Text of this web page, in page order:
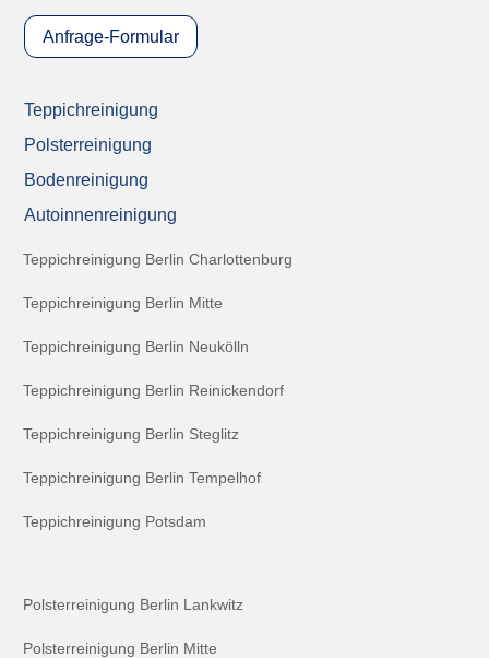
Anfrage-Formular
Teppichreinigung
Polsterreinigung
Bodenreinigung
Autoinnenreinigung
Teppichreinigung Berlin Charlottenburg
Teppichreinigung Berlin Mitte
Teppichreinigung Berlin Neukölln
Teppichreinigung Berlin Reinickendorf
Teppichreinigung Berlin Steglitz
Teppichreinigung Berlin Tempelhof
Teppichreinigung Potsdam
Polsterreinigung Berlin Lankwitz
Polsterreinigung Berlin Mitte